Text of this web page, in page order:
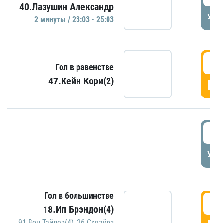
40.Лазушин Александр
2 минуты / 23:03 - 25:03
Гол в равенстве
47.Кейн Кори(2)
Гол в большинстве
18.Ип Брэндон(4)